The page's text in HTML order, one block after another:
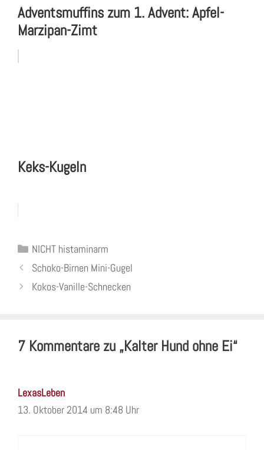
Adventsmuffins zum 1. Advent: Apfel-
Marzipan-Zimt
Keks-Kugeln
Kategorien
NICHT histaminarm
Schoko-Birnen Mini-Gugel
Kokos-Vanille-Schnecken
7 Kommentare zu „Kalter Hund ohne Ei“
LexasLeben
13. Oktober 2014 um 8:48 Uhr